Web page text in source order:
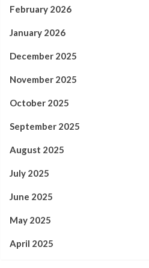
February 2026
January 2026
December 2025
November 2025
October 2025
September 2025
August 2025
July 2025
June 2025
May 2025
April 2025